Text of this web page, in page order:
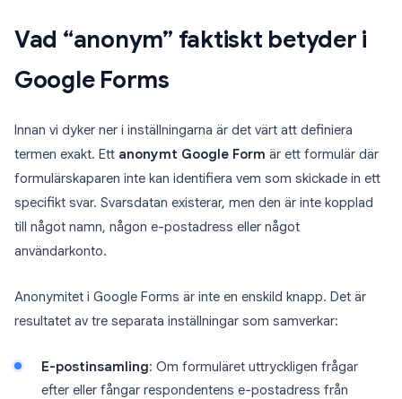
Vad “anonym” faktiskt betyder i
Google Forms
Innan vi dyker ner i inställningarna är det värt att definiera
termen exakt. Ett anonymt Google Form är ett formulär där
formulärskaparen inte kan identifiera vem som skickade in ett
specifikt svar. Svarsdatan existerar, men den är inte kopplad
till något namn, någon e-postadress eller något
användarkonto.
Anonymitet i Google Forms är inte en enskild knapp. Det är
resultatet av tre separata inställningar som samverkar:
E-postinsamling: Om formuläret uttryckligen frågar
efter eller fångar respondentens e-postadress från